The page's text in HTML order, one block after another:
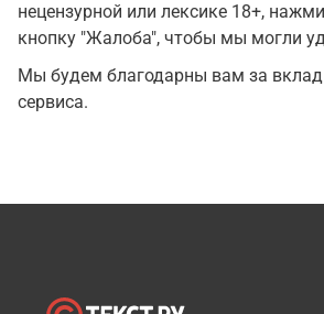
нецензурной или лексике 18+,
кнопку "Жалоба", чтобы мы могли
Мы будем благодарны вам за вклад
сервиса.